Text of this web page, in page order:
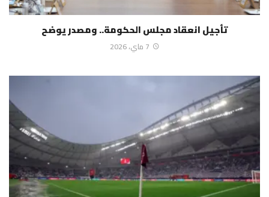
تأجيل انعقاد مجلس الحكومة.. ومصدر يوضح
7 ماي، 2026